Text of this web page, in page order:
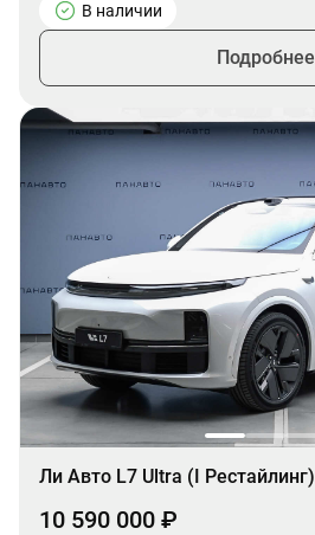
В наличии
Подробнее
Ли Авто L7 Ultra (I Рестайлинг)
10 590 000 ₽